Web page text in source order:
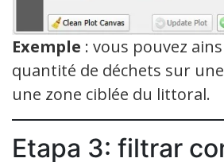
Exemple : vous pouvez
quantité de déchets sur
une zone ciblée du littoral.
Etapa 3: filtrar